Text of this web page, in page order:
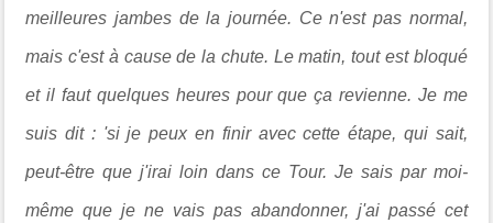
meilleures jambes de la journée. Ce n'est pas normal,
mais c'est à cause de la chute. Le matin, tout est bloqué
et il faut quelques heures pour que ça revienne. Je me
suis dit : 'si je peux en finir avec cette étape, qui sait,
peut-être que j'irai loin dans ce Tour. Je sais par moi-
même que je ne vais pas abandonner, j'ai passé cet